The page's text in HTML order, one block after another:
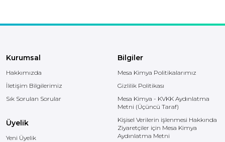
Kurumsal
Hakkımızda
İletişim Bilgilerimiz
Sık Sorulan Sorular
Üyelik
Yeni Üyelik
Bilgiler
Mesa Kimya Politikalarımız
Gizlilik Politikası
Mesa Kimya - KVKK Aydınlatma
Metni (Üçüncü Taraf)
Kişisel Verilerin işlenmesi Hakkında
Ziyaretçiler için Mesa Kimya
Aydınlatma Metni